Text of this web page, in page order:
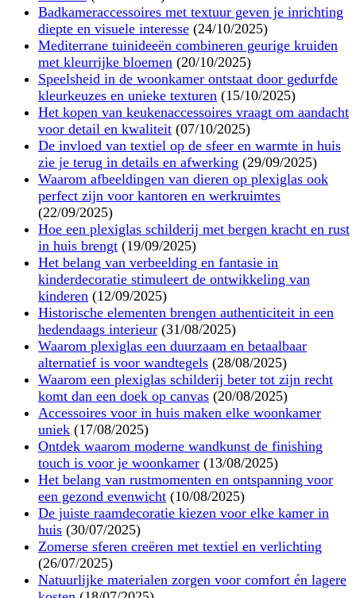
Badkameraccessoires met textuur geven je inrichting
diepte en visuele interesse (24/10/2025)
Mediterrane tuinideeën combineren geurige kruiden
met kleurrijke bloemen (20/10/2025)
Speelsheid in de woonkamer ontstaat door gedurfde
kleurkeuzes en unieke texturen (15/10/2025)
Het kopen van keukenaccessoires vraagt om aandacht
voor detail en kwaliteit (07/10/2025)
De invloed van textiel op de sfeer en warmte in huis
zie je terug in details en afwerking (29/09/2025)
Waarom afbeeldingen van dieren op plexiglas ook
perfect zijn voor kantoren en werkruimtes
(22/09/2025)
Hoe een plexiglas schilderij met bergen kracht en rust
in huis brengt (19/09/2025)
Het belang van verbeelding en fantasie in
kinderdecoratie stimuleert de ontwikkeling van
kinderen (12/09/2025)
Historische elementen brengen authenticiteit in een
hedendaags interieur (31/08/2025)
Waarom plexiglas een duurzaam en betaalbaar
alternatief is voor wandtegels (28/08/2025)
Waarom een plexiglas schilderij beter tot zijn recht
komt dan een doek op canvas (20/08/2025)
Accessoires voor in huis maken elke woonkamer
uniek (17/08/2025)
Ontdek waarom moderne wandkunst de finishing
touch is voor je woonkamer (13/08/2025)
Het belang van rustmomenten en ontspanning voor
een gezond evenwicht (10/08/2025)
De juiste raamdecoratie kiezen voor elke kamer in
huis (30/07/2025)
Zomerse sferen creëren met textiel en verlichting
(26/07/2025)
Natuurlijke materialen zorgen voor comfort én lagere